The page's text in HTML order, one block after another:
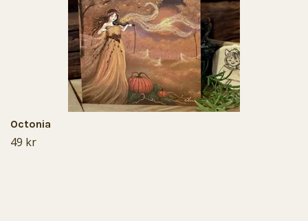
Octonia
49 kr